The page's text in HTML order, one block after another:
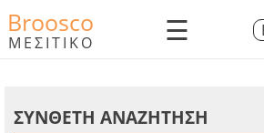
Broosco
ΜΕΣΙΤΙΚΟ ☰
ΣΥΝΘΕΤΗ ΑΝΑΖΗΤΗΣΗ